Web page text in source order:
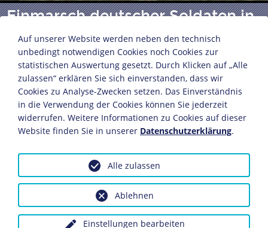
Einmarsch deutscher Soldaten in
Brügge
Brügge, Belgien, 1914(?)
Postkarte
8,8 x 13,9 cm
Bildnachweis: Deutsches Historisches Museum,
Inv.-Nr.: F 75/614
Dieses Objekt ist eingebunden in folgende LeMO-Seite:
Der "Wettlauf zum Meer" (Oktober bis November 1914)
Auf unserer Website werden neben den technisch
unbedingt notwendigen Cookies noch Cookies zur
statistischen Auswertung gesetzt. Durch Klicken auf „Alle
zulassen“ erklären Sie sich einverstanden, dass wir
Cookies zu Analyse-Zwecken setzen. Das Einverständnis
in die Verwendung der Cookies können Sie jederzeit
widerrufen. Weitere Informationen zu Cookies auf dieser
Website finden Sie in unserer Datenschutzerklärung.
Einstellungen bearbeiten
Ablehnen
Alle zulassen